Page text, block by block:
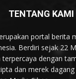
TENTANG KAMI
portal berita
Berdiri sejak 22
dengan
dan merek